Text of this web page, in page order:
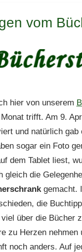
vom
hier von unserem
trifft. Am 9.
und natürlich gab
sogar ein Foto
dem Tablet liest,
gleich die
gemacht.
die
über die Bücher
zu Herzen
noch anders. Auf